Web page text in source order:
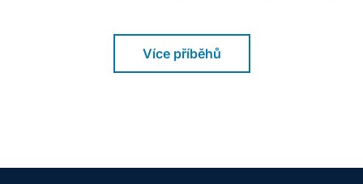
Více příběhů